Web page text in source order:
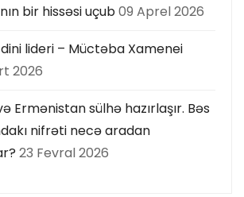
bir hissəsi uçub09 Aprel 2026
dini lideri – Müctəba Xamenei
2026
Ermənistan sülhə hazırlaşır. Bəs
nifrəti necə aradan
23 Fevral 2026